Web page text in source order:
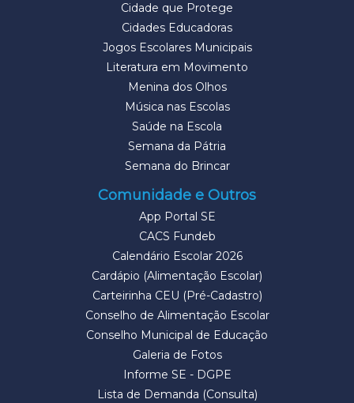
Cidade que Protege
Cidades Educadoras
Jogos Escolares Municipais
Literatura em Movimento
Menina dos Olhos
Música nas Escolas
Saúde na Escola
Semana da Pátria
Semana do Brincar
Comunidade e Outros
App Portal SE
CACS Fundeb
Calendário Escolar 2026
Cardápio (Alimentação Escolar)
Carteirinha CEU (Pré-Cadastro)
Conselho de Alimentação Escolar
Conselho Municipal de Educação
Galeria de Fotos
Informe SE - DGPE
Lista de Demanda (Consulta)